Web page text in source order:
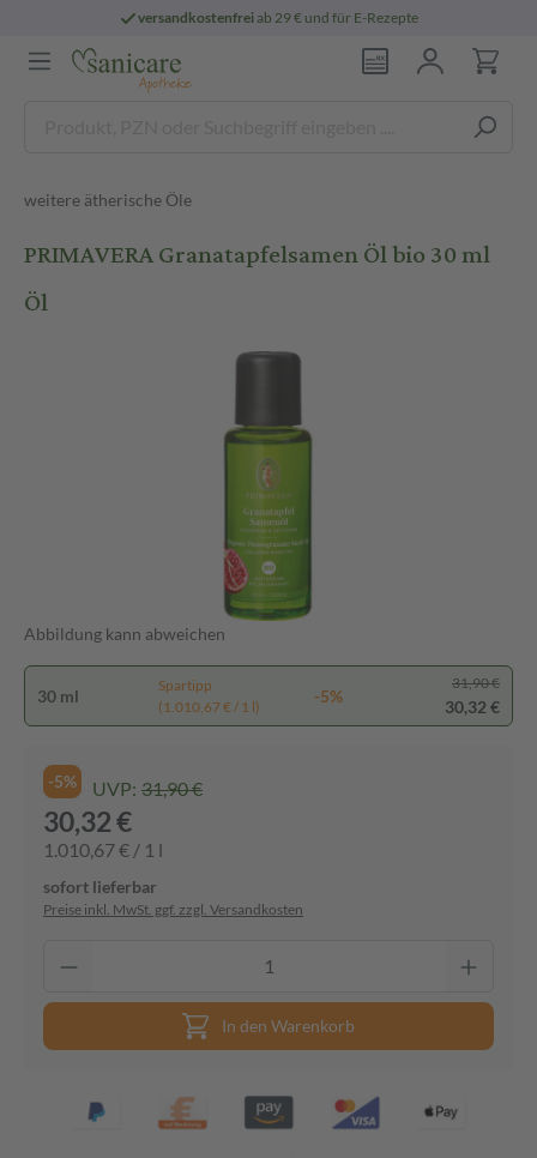
versandkostenfreiab 29 € und für E-Rezepte
weitere ätherische Öle
PRIMAVERA Granatapfelsamen Öl bio 30 ml
Öl
Abbildung kann abweichen
30 ml
Spartipp
(1.010,67 € / 1 l)
-5%
31,90 €
30,32 €
-5% UVP: 31,90 €
30,32 €
1.010,67 € / 1 l
sofort lieferbar
Preise inkl. MwSt. ggf. zzgl. Versandkosten
In den Warenkorb